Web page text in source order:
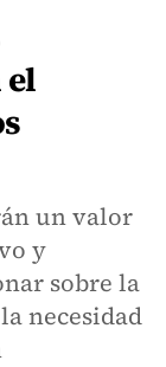
un valor
y
sobre la
necesidad